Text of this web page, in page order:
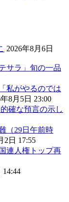
2026年8月6日
サラ」旬の一品
私がやるのでは
8月5日 23:00
確な預言の示し
（29日午前時
2日 17:55
連人権トップ再
14:44